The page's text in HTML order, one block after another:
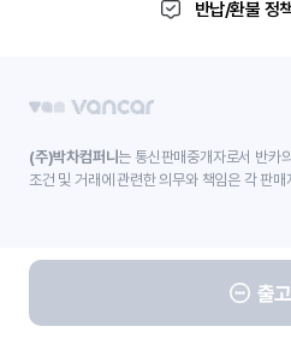
반납/환불 정
출
(주)박차컴퍼니는 통신판매중개자로서 반카
조건 및 거래에 관련한 의무와 책임은 각 판매